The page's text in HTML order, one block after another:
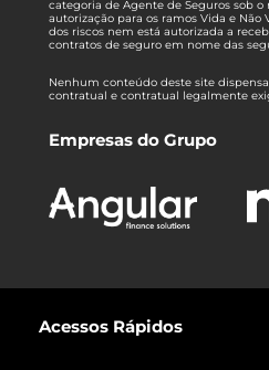
categoria de Agente de Seguros sob o
autorização para os ramos Vida e Não
dos riscos nem está autorizada a
contratos de seguro em nome das
Nenhum conteúdo deste site
contratual e contratual legalmente
Empresas do Grupo
Acessos Rápidos